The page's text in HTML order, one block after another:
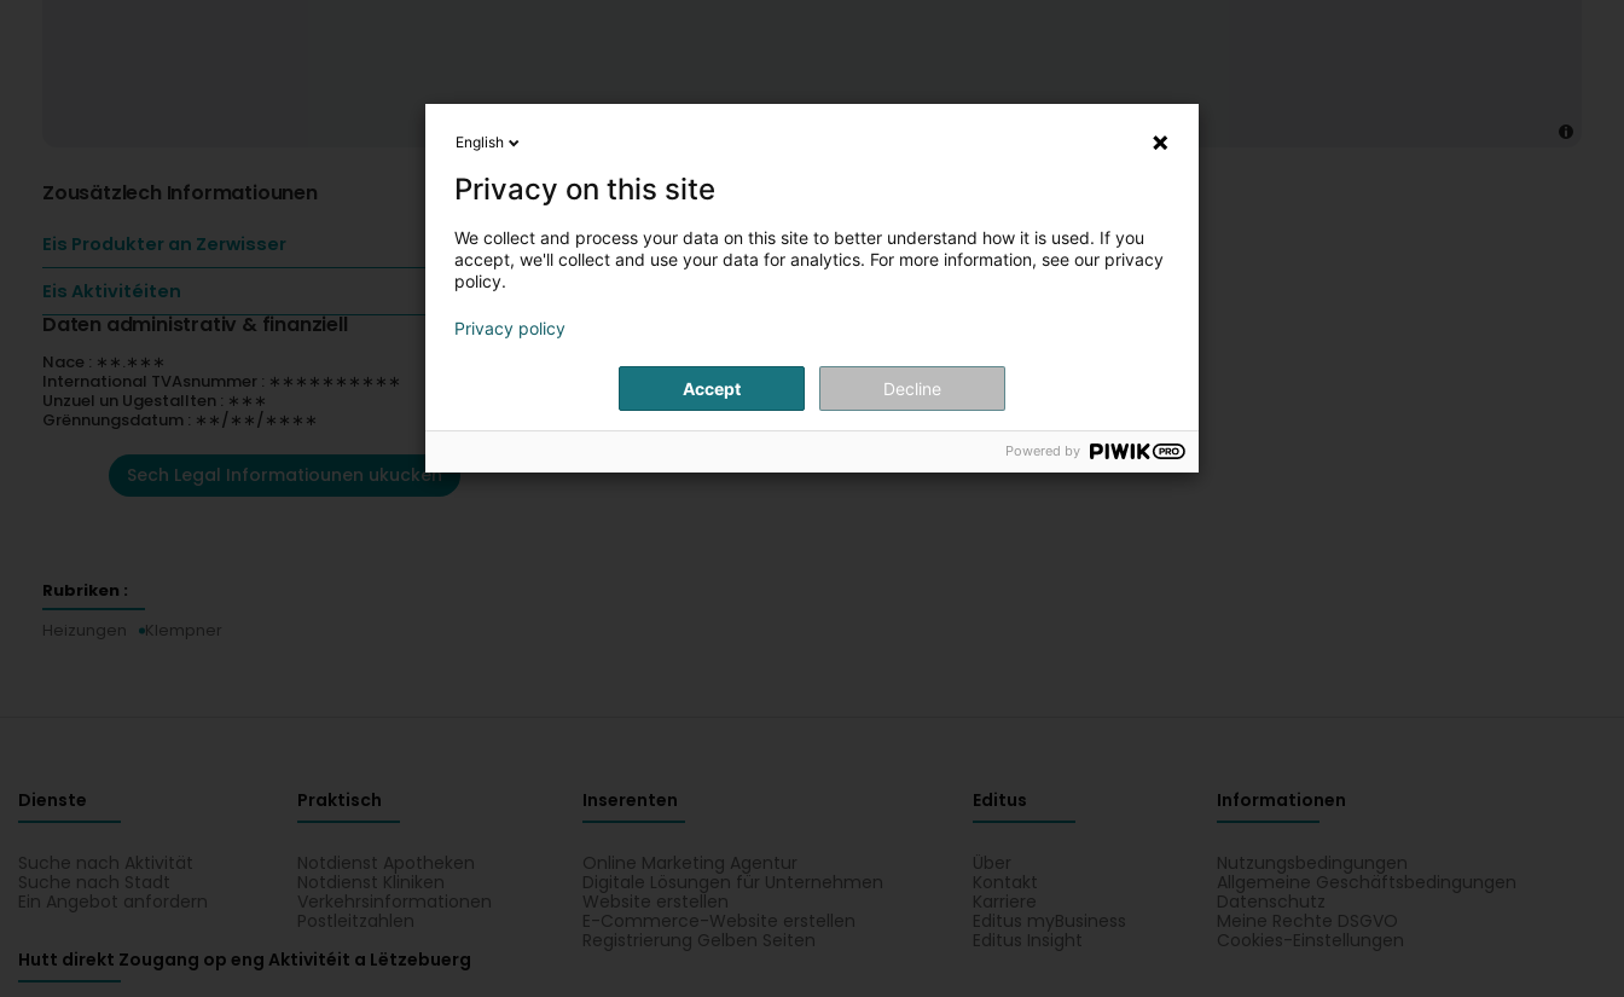
Zousätzlech Informatiounen
Eis Produkter an Zerwisser
Eis Aktivitéiten
Daten administrativ & finanziell
Nace : ∗∗.∗∗∗
International TVAsnummer : ∗∗∗∗∗∗∗∗∗∗
Unzuel un Ugestallten : ∗∗∗
Grënnungsdatum : ∗∗/∗∗/∗∗∗∗
Sech Legal Informatiounen ukucken
Rubriken :
Heizungen
Klempner
Dienste
Suche nach Aktivität
Suche nach Stadt
Ein Angebot anfordern
Praktisch
Notdienst Apotheken
Notdienst Kliniken
Verkehrsinformationen
Postleitzahlen
Inserenten
Online Marketing Agentur
Digitale Lösungen für Unternehmen
Website erstellen
E-Commerce-Website erstellen
Registrierung Gelben Seiten
Editus
Über
Kontakt
Karriere
Editus myBusiness
Editus Insight
Informationen
Nutzungsbedingungen
Allgemeine Geschäftsbedingungen
Datenschutz
Meine Rechte DSGVO
Cookies-Einstellungen
Hutt direkt Zougang op eng Aktivitéit a Lëtzebuerg
English
Privacy on this site
We collect and process your data on this site to better understand how it is used. If you
accept, we'll collect and use your data for analytics. For more information, see our privacy
policy.
Privacy policy
Accept Decline
Powered by